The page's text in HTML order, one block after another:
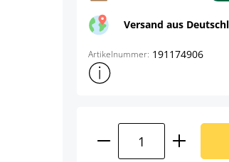
Versand aus
Artikelnummer: 191174906
Weitere
Produkt Anzahl: